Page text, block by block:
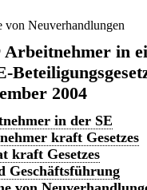
von Neuverhandlungen
Arbeitnehmer in
2004
in der SE
kraft Gesetzes
kraft Gesetzes
Geschäftsführung